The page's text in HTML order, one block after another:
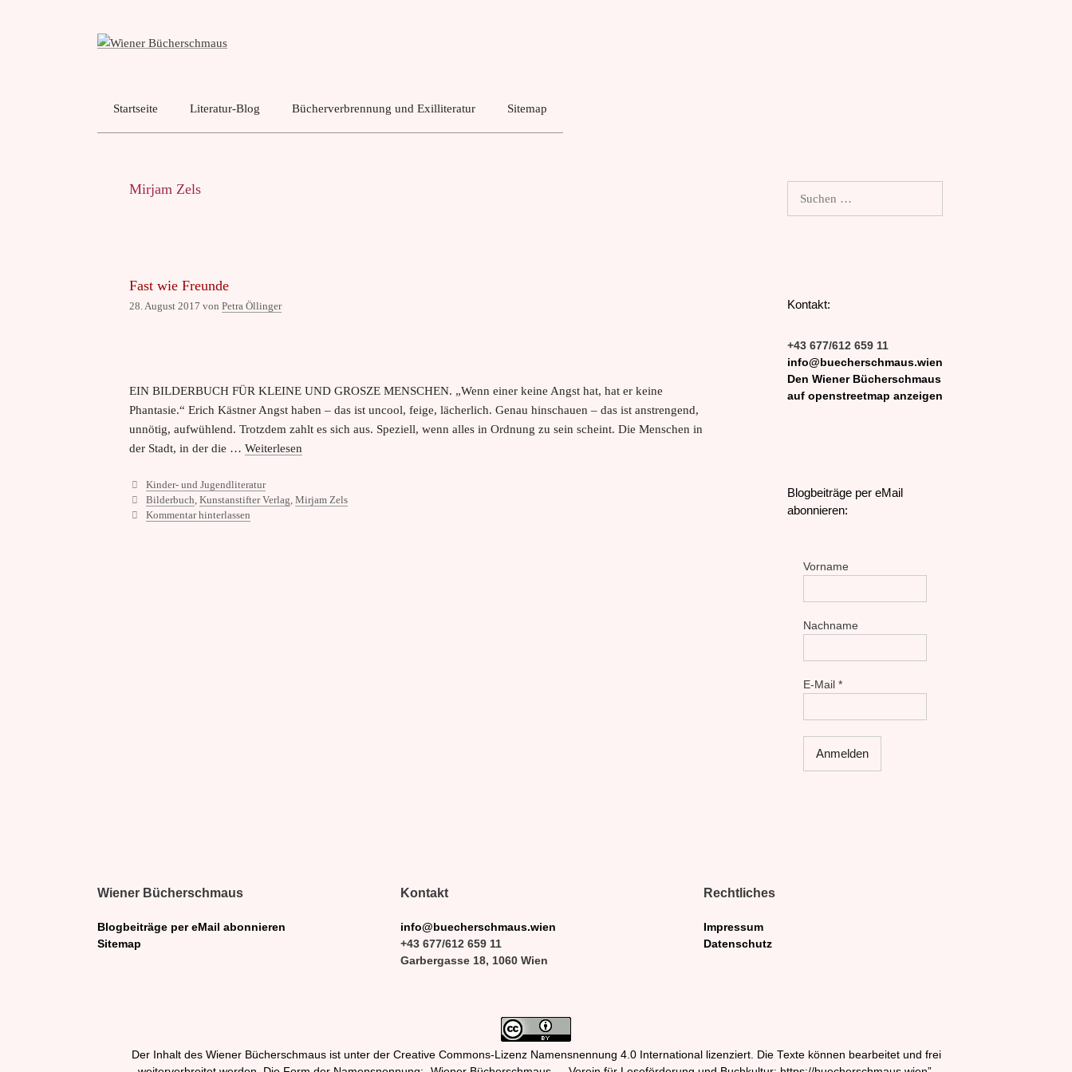
Startseite Literatur-Blog Bücherverbrennung und Exilliteratur Sitemap
Mirjam Zels
Fast wie Freunde
28. August 2017 von Petra Öllinger
EIN BILDERBUCH FÜR KLEINE UND GROSZE MENSCHEN. „Wenn einer keine Angst hat, hat er keine
Phantasie.“ Erich Kästner Angst haben – das ist uncool, feige, lächerlich. Genau hinschauen – das ist anstrengend,
unnötig, aufwühlend. Trotzdem zahlt es sich aus. Speziell, wenn alles in Ordnung zu sein scheint. Die Menschen in
der Stadt, in der die … Weiterlesen
Kategorien
Kinder- und Jugendliteratur
Schlagwörter
Bilderbuch, Kunstanstifter Verlag, Mirjam Zels
Kommentar hinterlassen
nach:
Kontakt:
+43 677/612 659 11
info@buecherschmaus.wien
Den Wiener Bücherschmaus
auf openstreetmap anzeigen
Blogbeiträge per eMail
abonnieren:
Vorname
Nachname
E-Mail *
Wiener Bücherschmaus
Blogbeiträge per eMail abonnieren
Sitemap
Kontakt
info@buecherschmaus.wien
+43 677/612 659 11
Garbergasse 18, 1060 Wien
Rechtliches
Impressum
Datenschutz
Der Inhalt des Wiener Bücherschmaus ist unter der Creative Commons-Lizenz Namensnennung 4.0 International lizenziert. Die Texte können bearbeitet und frei